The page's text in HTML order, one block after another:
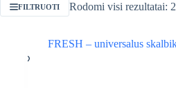
FILTRUOTI Rodomi visi rezultatai: 2